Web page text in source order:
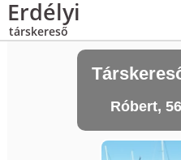
Erdélyi
társkereső
Róbert,